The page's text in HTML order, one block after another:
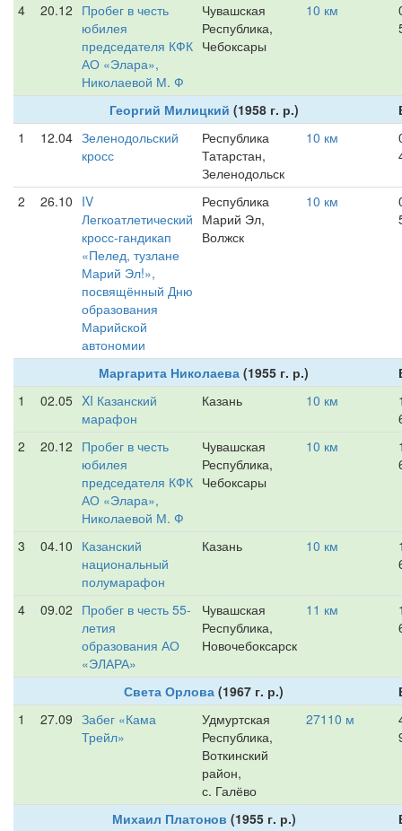
4 20.12 Пробег в честь
юбилея
председателя КФК
АО «Элара»,
Николаевой М. Ф
Чувашская
Республика,
Чебоксары
10 км
Георгий Милицкий (1958 г. р.)
1
12.04 Зеленодольский
кросс
Республика
Татарстан,
Зеленодольск
10 км
2 26.10 IV
Легкоатлетический
кросс-гандикап
«Пелед, тузлане
Марий Эл!»,
посвящённый Дню
образования
Марийской
автономии
Республика
Марий Эл,
Волжск
10 км
Маргарита Николаева (1955 г. р.)
1
02.05 XI Казанский
марафон
Казань 10 км
2
20.12 Пробег в честь
юбилея
председателя КФК
АО «Элара»,
Николаевой М. Ф
Чувашская
Республика,
Чебоксары
10 км
3 04.10 Казанский
национальный
полумарафон
Казань 10 км
4 09.02 Пробег в честь 55-
летия
образования АО
«ЭЛАРА»
Чувашская
Республика,
Новочебоксарск
11 км
Света Орлова (1967 г. р.)
1
27.09 Забег «Кама
Трейл»
Удмуртская
Республика,
Воткинский
район,
с. Галёво
27110 м
Михаил Платонов (1955 г. р.)